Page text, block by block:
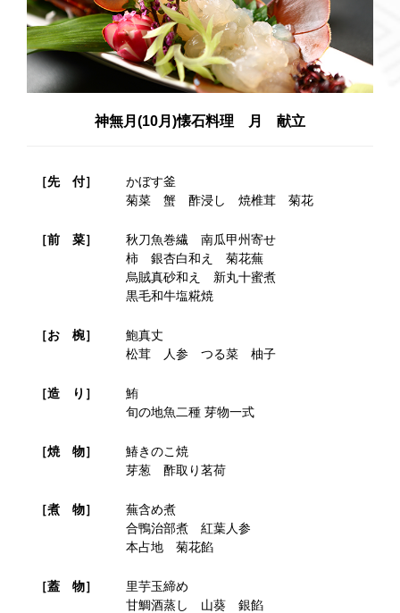
神無月(10月)懐石料理 月 献立
［先 付］
かぼす釜
菊菜 蟹 酢浸し 焼椎茸 菊花
［前 菜］
秋刀魚巻繊 南瓜甲州寄せ
柿 銀杏白和え 菊花蕪
烏賊真砂和え 新丸十蜜煮
黒毛和牛塩糀焼
［お 椀］
鮑真丈
松茸 人参 つる菜 柚子
［造 り］
鮪
旬の地魚二種 芽物一式
［焼 物］
鰆きのこ焼
芽葱 酢取り茗荷
［煮 物］
蕪含め煮
合鴨治部煮 紅葉人参
本占地 菊花餡
［蓋 物］
里芋玉締め
甘鯛酒蒸し 山葵 銀餡